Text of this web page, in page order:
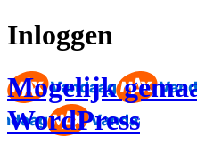
Inloggen
Mogelijk
WordPress